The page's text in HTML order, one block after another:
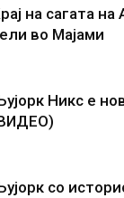
на сагата
во Мајами
Никс е
со